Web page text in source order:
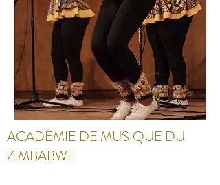
ACADÉMIE DE MUSIQUE DU
ZIMBABWE